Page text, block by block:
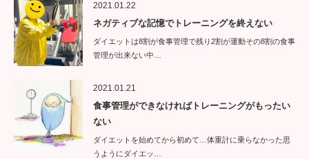
2021.01.22
ネガティブな記憶でトレーニングを終えない
ダイエットは8割が食事管理で残り2割が運動その8割の食事
管理が出来ない中…
2021.01.21
食事管理ができなければトレーニングがもったい
ない
ダイエットを始めてから初めて…体重計に乗らなかった思
うようにダイエッ…